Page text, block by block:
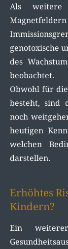
Als weitere
genotoxische
des
beobachtet.
Obwohl für
besteht, sind
noch
heutigen
welchen
darstellen.
Erhöhtes
Kindern?
Ein